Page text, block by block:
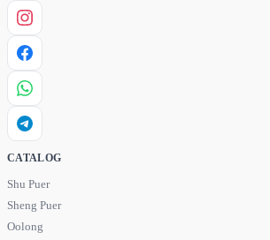
CATALOG
Shu Puer
Sheng Puer
Oolong